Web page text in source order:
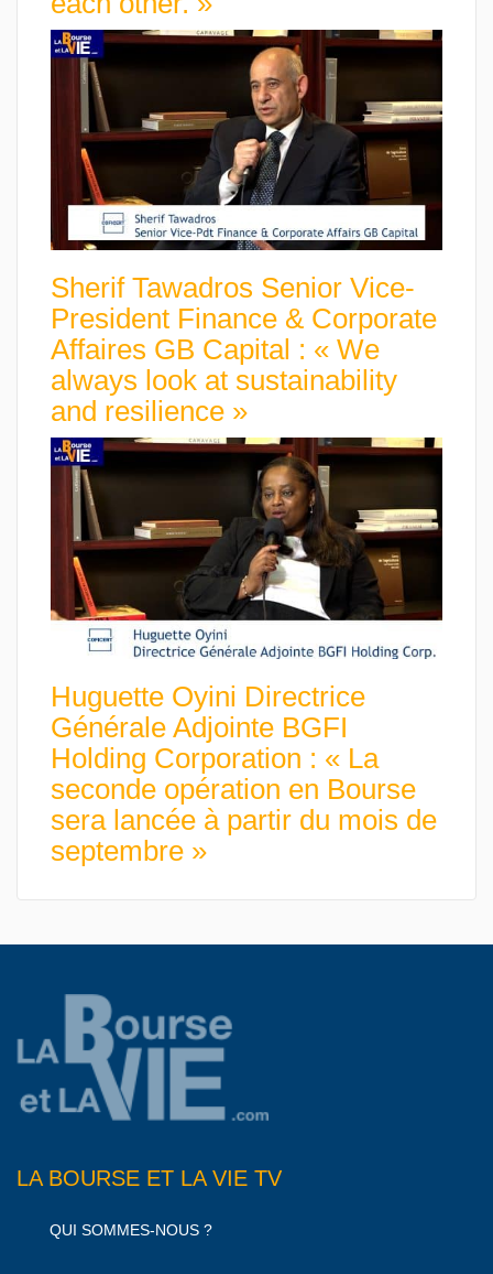
Sherif Tawadros Senior Vice-
President Finance & Corporate
Affaires GB Capital : « We
always look at sustainability
and resilience »
Huguette Oyini Directrice
Générale Adjointe BGFI
Holding Corporation : « La
seconde opération en Bourse
sera lancée à partir du mois de
septembre »
LA BOURSE ET LA VIE TV
QUI SOMMES-NOUS ?